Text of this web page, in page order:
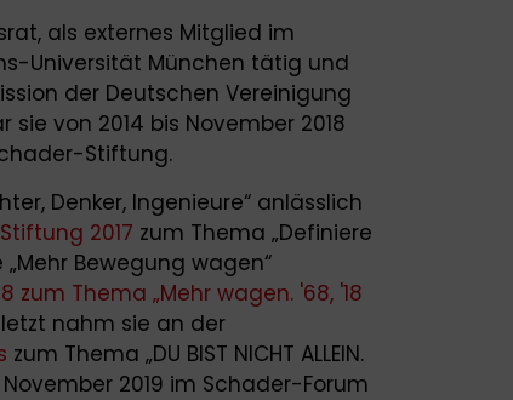
als externes Mitglied im
Universität München tätig und
der Deutschen Vereinigung
von 2014 bis November 2018
Stiftung.
Denker, Ingenieure“ anlässlich
2017 zum Thema „Definiere
Bewegung wagen“
zum Thema „Mehr wagen. '68, '18
nahm sie an der
zum Thema „DU BIST NICHT ALLEIN.
2019 im Schader-Forum